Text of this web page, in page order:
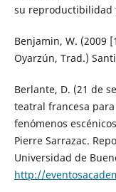
su reproductibilidad
Benjamin, W. (2009
Oyarzún, Trad.)
Berlante, D. (21 de
teatral francesa
fenómenos
Pierre Sarrazac.
Universidad de
http://